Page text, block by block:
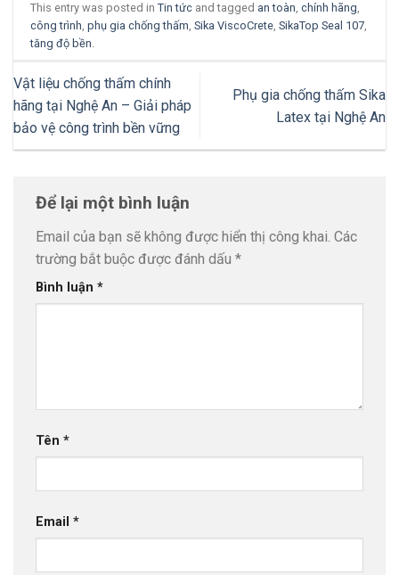
This entry was posted inTin tức and tagged an toàn,chính hãng,
công trình,phụ gia chống thấm,Sika ViscoCrete,SikaTop Seal 107,
tăng độ bền.
Vật liệu chống thấm chính
hãng tại Nghệ An – Giải pháp
bảo vệ công trình bền vững
Phụ gia chống thấm Sika
Latex tại Nghệ An
Để lại một bình luận
Email của bạn sẽ không được hiển thị công khai. Các
trường bắt buộc được đánh dấu *
Bình luận *
Tên *
Email *